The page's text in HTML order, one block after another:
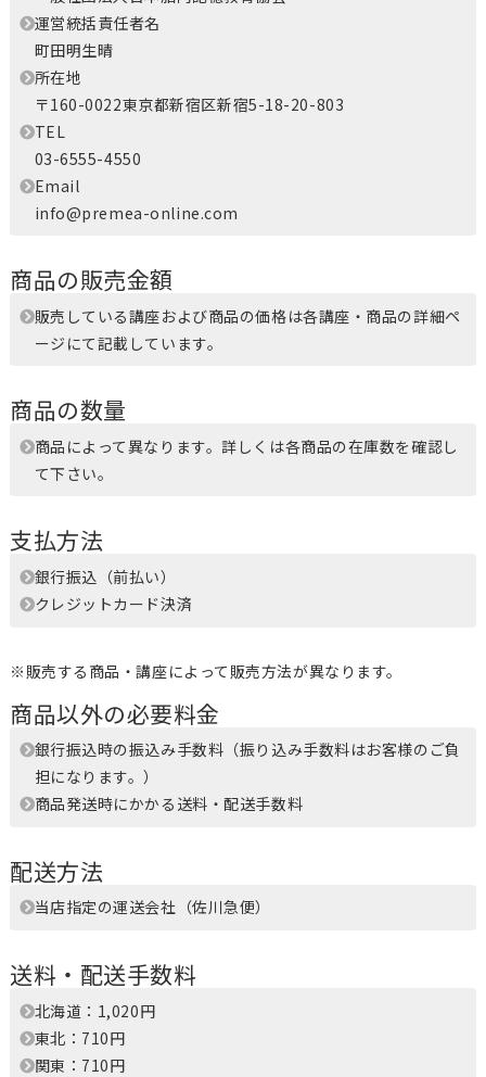
運営統括責任者名
町田明生晴
所在地
〒160-0022東京都新宿区新宿5-18-20-803
TEL
03-6555-4550
Email
info@premea-online.com
商品の販売金額
販売している講座および商品の価格は各講座・商品の詳細ペ
ージにて記載しています。
商品の数量
商品によって異なります。詳しくは各商品の在庫数を確認し
て下さい。
支払方法
銀行振込（前払い）
クレジットカード決済
※販売する商品・講座によって販売方法が異なります。
商品以外の必要料金
銀行振込時の振込み手数料（振り込み手数料はお客様のご負
担になります。）
商品発送時にかかる送料・配送手数料
配送方法
当店指定の運送会社（佐川急便）
送料・配送手数料
北海道：1,020円
東北：710円
関東：710円